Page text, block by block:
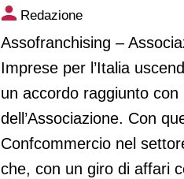
Una rivoluzione
Redazione
Assofranchising –
Imprese per l’Italia
un accordo raggiunto
dell’Associazione. Con
Confcommercio nel
che, con un giro di affari